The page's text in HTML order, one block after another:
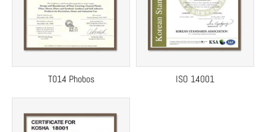
T014 Phobos ISO 14001